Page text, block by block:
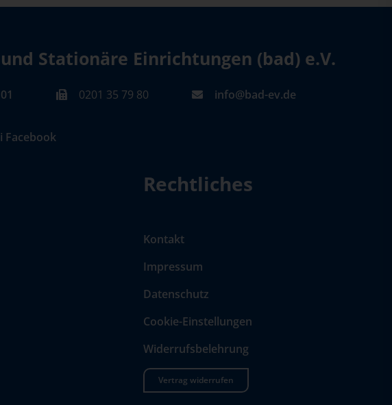
Stationäre Einrichtungen (bad) e.V.
0201 35 79 80 info@bad-ev.de
Facebook
Rechtliches
Kontakt
Impressum
Datenschutz
Cookie-Einstellungen
Widerrufsbelehrung
Vertrag widerrufen